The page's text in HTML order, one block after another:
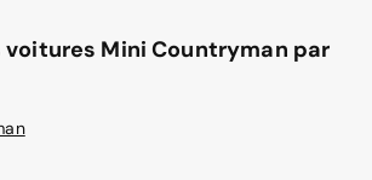
voitures Mini Countryman par